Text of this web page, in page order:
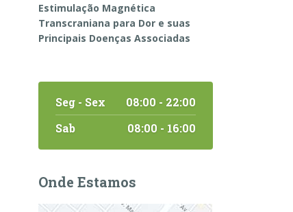
Estimulação Magnética
Transcraniana para Dor e suas
Principais Doenças Associadas
Seg - Sex
08:00 - 22:00
Sab
08:00 - 16:00
Onde Estamos